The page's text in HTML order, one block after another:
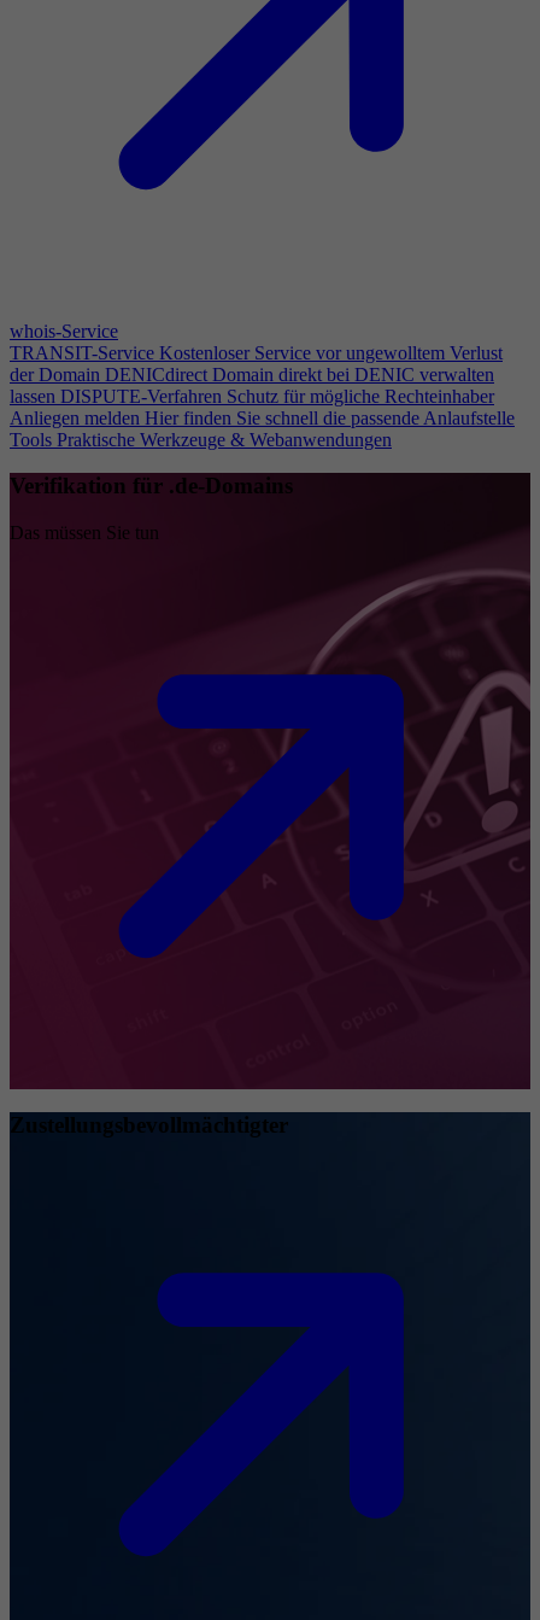
whois-Service
TRANSIT-Service Kostenloser Service vor ungewolltem Verlust
der Domain DENICdirect Domain direkt bei DENIC verwalten
lassen DISPUTE-Verfahren Schutz für mögliche Rechteinhaber
Anliegen melden Hier finden Sie schnell die passende Anlaufstelle
Tools Praktische Werkzeuge & Webanwendungen
Verifikation für .de-Domains
Das müssen Sie tun
Zustellungsbevollmächtigter